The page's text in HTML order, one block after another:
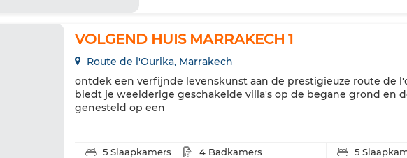
VOLGEND HUIS MARRAKECH 1
Route de l'Ourika, Marrakech
ontdek een verfijnde levenskunst aan de prestigieuze route de
biedt je weelderige geschakelde villa's op de begane grond en
genesteld op een
5 Slaapkamers
4 Badkamers
5